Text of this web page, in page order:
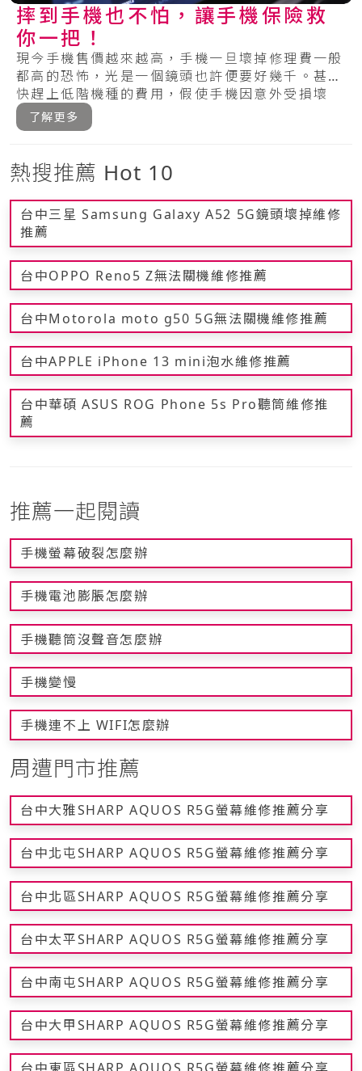
摔到手機也不怕，讓手機保險救
你一把！
現今手機售價越來越高，手機一旦壞掉修理費一般
都高的恐怖，光是一個鏡頭也許便要好幾千。甚至
快趕上低階機種的費用，假使手機因意外受損壞
掉，絕.....
了解更多
熱搜推薦 Hot 10
台中三星 Samsung Galaxy A52 5G鏡頭壞掉維修
推薦
台中OPPO Reno5 Z無法關機維修推薦
台中Motorola moto g50 5G無法關機維修推薦
台中APPLE iPhone 13 mini泡水維修推薦
台中華碩 ASUS ROG Phone 5s Pro聽筒維修推
薦
推薦一起閱讀
手機螢幕破裂怎麼辦
手機電池膨脹怎麼辦
手機聽筒沒聲音怎麼辦
手機變慢
手機連不上 WIFI怎麼辦
周遭門市推薦
台中大雅SHARP AQUOS R5G螢幕維修推薦分享
台中北屯SHARP AQUOS R5G螢幕維修推薦分享
台中北區SHARP AQUOS R5G螢幕維修推薦分享
台中太平SHARP AQUOS R5G螢幕維修推薦分享
台中南屯SHARP AQUOS R5G螢幕維修推薦分享
台中大甲SHARP AQUOS R5G螢幕維修推薦分享